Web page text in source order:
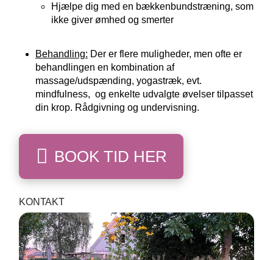
Hjælpe dig med en bækkenbundstræning, som
ikke giver ømhed og smerter
Behandling: Der er flere muligheder, men ofte er
behandlingen en kombination af
massage/udspænding, yogastræk, evt.
mindfulness, og enkelte udvalgte øvelser tilpasset
din krop. Rådgivning og undervisning.
BOOK TID HER
KONTAKT